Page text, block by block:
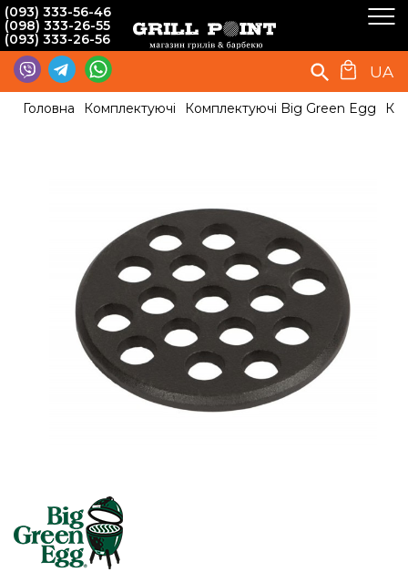
(093) 333-56-46
(098) 333-26-55
(093) 333-26-56
UA
Головна Комплектуючі Комплектуючі Big Green Egg